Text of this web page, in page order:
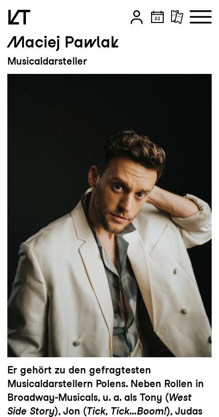
Zum Hauptinhalt springen
Zum Footer springen
Maciej Pawlak
Musicaldarsteller
Er gehört zu den gefragtesten
Musicaldarstellern Polens. Neben Rollen in
Broadway-Musicals, u. a. als Tony (West
Side Story), Jon (Tick, Tick…Boom!), Judas